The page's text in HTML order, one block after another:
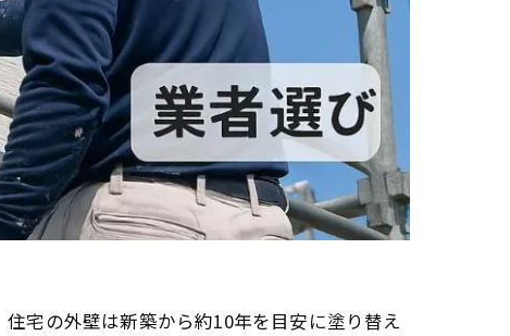
宅の外壁は新築から約10年を目安に塗り替え